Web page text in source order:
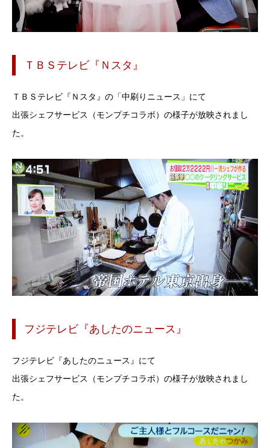
ＴＢＳテレビ『Ｎスタ』
ＴＢＳテレビ『Ｎスタ』の「中刷りニュース」にて
出張シェフサービス（モンプチコラボ）の様子が放映されまし
た。
フジテレビ『あしたのニュース』
フジテレビ『あしたのニュース』にて
出張シェフサービス（モンプチコラボ）の様子が放映されまし
た。